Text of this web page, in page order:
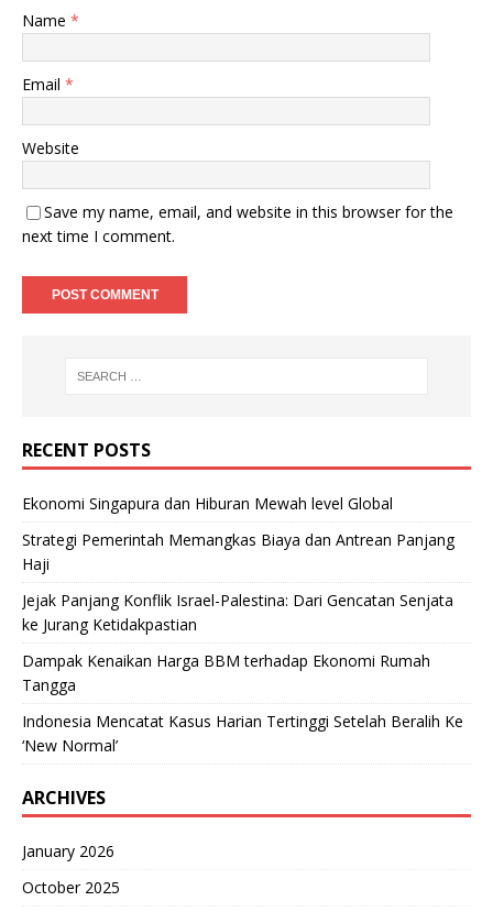
Name *
Email *
Website
Save my name, email, and website in this browser for the
next time I comment.
RECENT POSTS
Ekonomi Singapura dan Hiburan Mewah level Global
Strategi Pemerintah Memangkas Biaya dan Antrean Panjang
Haji
Jejak Panjang Konflik Israel-Palestina: Dari Gencatan Senjata
ke Jurang Ketidakpastian
Dampak Kenaikan Harga BBM terhadap Ekonomi Rumah
Tangga
Indonesia Mencatat Kasus Harian Tertinggi Setelah Beralih Ke
‘New Normal’
ARCHIVES
January 2026
October 2025